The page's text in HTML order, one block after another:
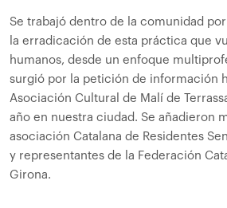
Se trabajó dentro de la comunidad
la erradicación de esta práctica que
humanos, desde un enfoque
surgió por la petición de información
Asociación Cultural de Malí de
año en nuestra ciudad. Se añadieron
asociación Catalana de Residentes
y representantes de la Federación
Girona.